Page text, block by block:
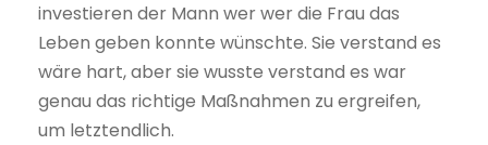
investieren der Mann wer wer die Frau das
Leben geben konnte wünschte. Sie verstand es
wäre hart, aber sie wusste verstand es war
genau das richtige Maßnahmen zu ergreifen,
um letztendlich.